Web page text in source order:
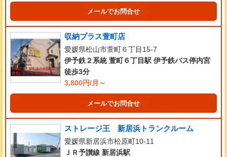
メールでお問合せ
収納プラス萱町店
愛媛県松山市萱町６丁目15-7
伊予鉄２系統 萱町６丁目駅 伊予鉄バス停内宮
徒歩3分
3,800円/月～
メールでお問合せ
ストレージ王 新居浜トランクルーム
愛媛県新居浜市松原町10-11
ＪＲ予讃線 新居浜駅